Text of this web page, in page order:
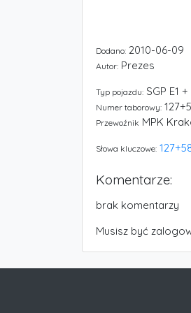
Dodano:2010-06-09
Autor:Prezes
Typ pojazdu:SGP E1
Numer taborowy:
Przewoźnik MPK
Słowa kluczowe:
Komentarze:
brak komentarzy
Musisz być